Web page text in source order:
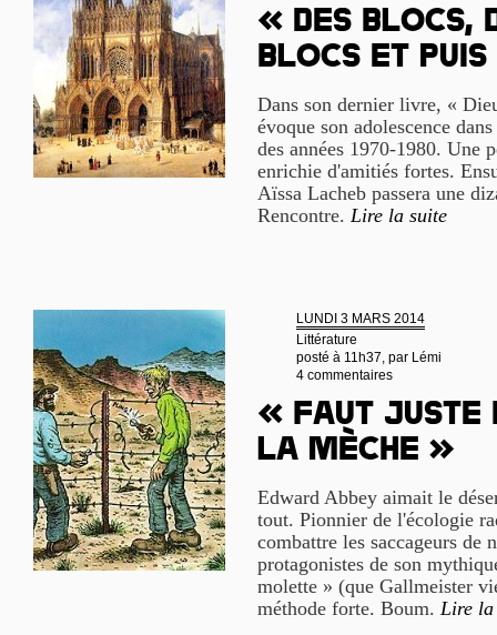
« Des blocs,
blocs et puis
Dans son dernier livre, «
évoque son adolescence
des années 1970-1980. Une
enrichie d'amitiés fortes.
Aïssa Lacheb passera une
Rencontre. Lire la suite
LUNDI 3 MARS 2014
Littérature
posté à 11h37, par Lémi
4 commentaires
« Faut juste
la mèche »
Edward Abbey aimait le
tout. Pionnier de l'écologie
combattre les saccageurs de
protagonistes de son
molette » (que Gallmeister
méthode forte. Boum. Lire la